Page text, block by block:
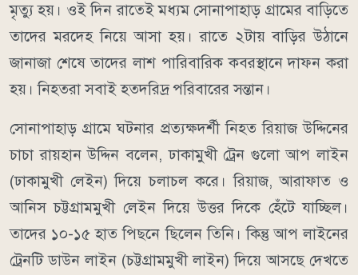
মৃত্যু হয়। ওই দিন রাতেই মধ্যম সোনাপাহাড় গ্রামের বাড়িতে
তাদের মরদেহ নিয়ে আসা হয়। রাতে ২টায় বাড়ির উঠানে
জানাজা শেষে তাদের লাশ পারিবারিক কবরস্থানে দাফন করা
হয়। নিহতরা সবাই হতদরিদ্র পরিবারের সন্তান।
সোনাপাহাড় গ্রামে ঘটনার প্রত্যক্ষদর্শী নিহত রিয়াজ উদ্দিনের
চাচা রায়হান উদ্দিন বলেন, ঢাকামুখী ট্রেন গুলো আপ লাইন
(ঢাকামুখী লেইন) দিয়ে চলাচল করে। রিয়াজ, আরাফাত ও
আনিস চট্টগ্রামমুখী লেইন দিয়ে উত্তর দিকে হেঁটে যাচ্ছিল।
তাদের ১০-১৫ হাত পিছনে ছিলেন তিনি। কিন্তু আপ লাইনের
ট্রেনটি ডাউন লাইন (চট্টগ্রামমুখী লাইন) দিয়ে আসছে দেখতে